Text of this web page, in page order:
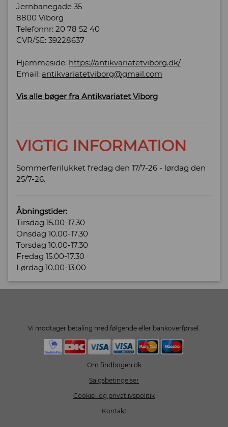
Jernbanegade 35
8800 Viborg
Telefonnr: 20 78 52 40
CVR/SE: 39228637
Hjemmeside: https://antikvariatetviborg.dk/
Email: antikvariatetviborg@gmail.com
Vis alle bøger fra Antikvariatet Viborg
VIGTIG INFORMATION
Sommerferilukket fredag den 17/7-26 - lørdag den
25/7-26.
Åbningstider:
Tirsdag 15.00-17.30
Onsdag 10.00-17.30
Torsdag 10.00-17.30
Fredag 15.00-17.30
Lørdag 10.00-13.00
Vi modtager betaling med følgende eller bankoverførsel.
Om findbogen.dk
Salgsbetingelser
Cookie- og privatlivspolitik
Kontakt